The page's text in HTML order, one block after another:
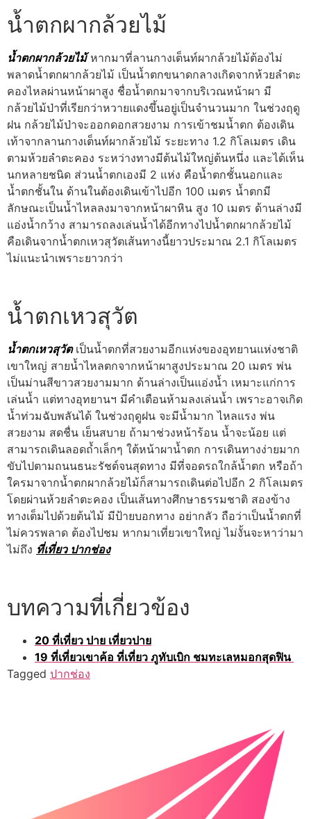
น้ำตกผากล้วยไม้
น้ำตกผากล้วยไม้หากมาที่ลานกางเต็นท์ผากล้วยไม้ต้องไม่
พลาดน้ำตกผากล้วยไม้ เป็นน้ำตกขนาดกลางเกิดจากห้วยลำตะ
คองไหลผ่านหน้าผาสูง ชื่อน้ำตกมาจากบริเวณหน้าผา มี
กล้วยไม้ป่าที่เรียกว่าหวายแดงขึ้นอยู่เป็นจำนวนมาก ในช่วงฤดู
ฝน กล้วยไม้ป่าจะออกดอกสวยงาม การเข้าชมน้ำตก ต้องเดิน
เท้าจากลานกางเต็นท์ผากล้วยไม้ ระยะทาง 1.2 กิโลเมตร เดิน
ตามห้วยลำตะคอง ระหว่างทางมีต้นไม้ใหญ่ต้นหนึ่ง และได้เห็น
นกหลายชนิด ส่วนน้ำตกเองมี 2 แห่ง คือน้ำตกชั้นนอกและ
น้ำตกชั้นใน ด้านในต้องเดินเข้าไปอีก 100 เมตร น้ำตกมี
ลักษณะเป็นน้ำไหลลงมาจากหน้าผาหิน สูง 10 เมตร ด้านล่างมี
แอ่งน้ำกว้าง สามารถลงเล่นน้ำได้อีกทางไปน้ำตกผากล้วยไม้
คือเดินจากน้ำตกเหวสุวัตเส้นทางนี้ยาวประมาณ 2.1 กิโลเมตร
ไม่แนะนำเพราะยาวกว่า
น้ำตกเหวสุวัต
น้ำตกเหวสุวัตเป็นน้ำตกที่สวยงามอีกแห่งของอุทยานแห่งชาติ
เขาใหญ่ สายน้ำไหลตกจากหน้าผาสูงประมาณ 20 เมตร พ่น
เป็นม่านสีขาวสวยงามมาก ด้านล่างเป็นแอ่งน้ำ เหมาะแก่การ
เล่นน้ำ แต่ทางอุทยานฯ มีคำเตือนห้ามลงเล่นน้ำ เพราะอาจเกิด
น้ำท่วมฉับพลันได้ ในช่วงฤดูฝน จะมีน้ำมาก ไหลแรง พ่น
สวยงาม สดชื่น เย็นสบาย ถ้ามาช่วงหน้าร้อน น้ำจะน้อย แต่
สามารถเดินลอดถ้ำเล็กๆ ใต้หน้าผาน้ำตก การเดินทางง่ายมาก
ขับไปตามถนนธนะรัชต์จนสุดทาง มีที่จอดรถใกล้น้ำตก หรือถ้า
ใครมาจากน้ำตกผากล้วยไม้ก็สามารถเดินต่อไปอีก 2 กิโลเมตร
โดยผ่านห้วยลำตะคอง เป็นเส้นทางศึกษาธรรมชาติ สองข้าง
ทางเต็มไปด้วยต้นไม้ มีป้ายบอกทาง อย่ากลัว ถือว่าเป็นน้ำตกที่
ไม่ควรพลาด ต้องไปชม หากมาเที่ยวเขาใหญ่ ไม่งั้นจะหาว่ามา
ไม่ถึง ที่เที่ยว ปากช่อง
บทความที่เกี่ยวข้อง
20 ที่เที่ยว ปาย เที่ยวปาย
19 ที่เที่ยวเขาค้อ ที่เที่ยว ภูทับเบิก ชมทะเลหมอกสุดฟิน
Tagged ปากช่อง